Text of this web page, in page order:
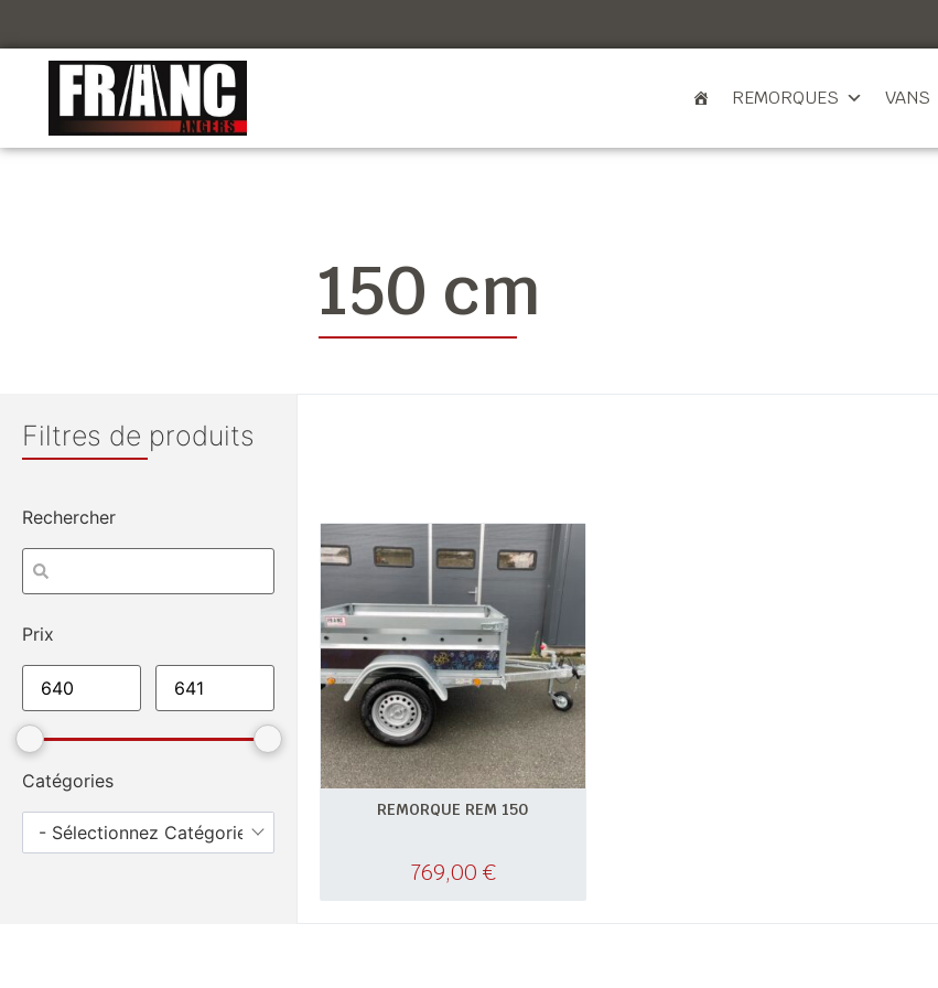
REMORQUES VANS
150 cm
Filtres de produits
Rechercher
Prix
Catégories
- Sélectionnez Catégories -
REMORQUE REM 150
769,00 €